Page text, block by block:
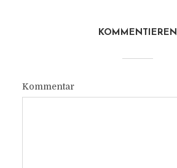
KOMMENTIEREN
Kommentar